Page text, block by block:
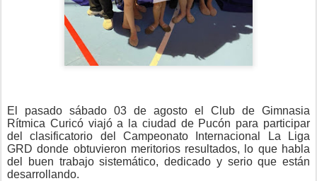
El pasado sábado 03 de agosto el Club de Gimnasia
Rítmica Curicó viajó a la ciudad de Pucón para participar
del clasificatorio del Campeonato Internacional La Liga
GRD donde obtuvieron meritorios resultados, lo que habla
del buen trabajo sistemático, dedicado y serio que están
desarrollando.